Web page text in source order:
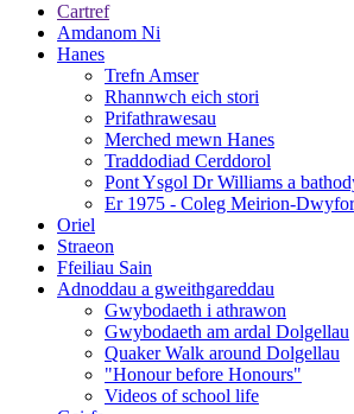
Cartref
Amdanom Ni
Hanes
Trefn Amser
Rhannwch eich stori
Prifathrawesau
Merched mewn Hanes
Traddodiad Cerddorol
Pont Ysgol Dr Williams a
Er 1975 - Coleg Meirion-Dwyfor
Oriel
Straeon
Ffeiliau Sain
Adnoddau a gweithgareddau
Gwybodaeth i athrawon
Gwybodaeth am ardal Dolgellau
Quaker Walk around Dolgellau
"Honour before Honours"
Videos of school life